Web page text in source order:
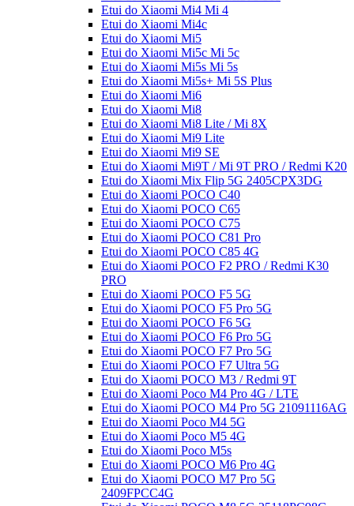
Etui do Xiaomi Mi4 Mi 4
Etui do Xiaomi Mi4c
Etui do Xiaomi Mi5
Etui do Xiaomi Mi5c Mi 5c
Etui do Xiaomi Mi5s Mi 5s
Etui do Xiaomi Mi5s+ Mi 5S Plus
Etui do Xiaomi Mi6
Etui do Xiaomi Mi8
Etui do Xiaomi Mi8 Lite / Mi 8X
Etui do Xiaomi Mi9 Lite
Etui do Xiaomi Mi9 SE
Etui do Xiaomi Mi9T / Mi 9T PRO / Redmi K20
Etui do Xiaomi Mix Flip 5G 2405CPX3DG
Etui do Xiaomi POCO C40
Etui do Xiaomi POCO C65
Etui do Xiaomi POCO C75
Etui do Xiaomi POCO C81 Pro
Etui do Xiaomi POCO C85 4G
Etui do Xiaomi POCO F2 PRO / Redmi K30
PRO
Etui do Xiaomi POCO F5 5G
Etui do Xiaomi POCO F5 Pro 5G
Etui do Xiaomi POCO F6 5G
Etui do Xiaomi POCO F6 Pro 5G
Etui do Xiaomi POCO F7 Pro 5G
Etui do Xiaomi POCO F7 Ultra 5G
Etui do Xiaomi POCO M3 / Redmi 9T
Etui do Xiaomi Poco M4 Pro 4G / LTE
Etui do Xiaomi POCO M4 Pro 5G 21091116AG
Etui do Xiaomi Poco M4 5G
Etui do Xiaomi Poco M5 4G
Etui do Xiaomi Poco M5s
Etui do Xiaomi POCO M6 Pro 4G
Etui do Xiaomi POCO M7 Pro 5G
2409FPCC4G